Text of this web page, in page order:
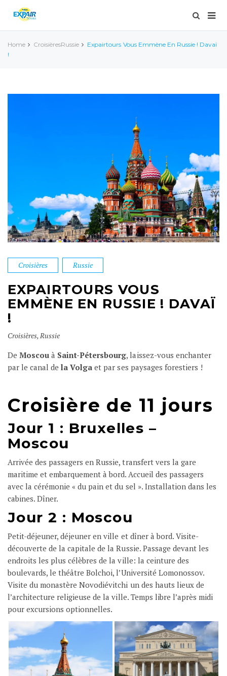
Home CroisièresRussie
Expairtours Vous Emmène En Russie ! Davaï
!
Croisières Russie
EXPAIRTOURS VOUS
EMMÈNE EN RUSSIE ! DAVAÏ
!
Croisières, Russie
DeMoscou à Saint-Pétersbourg, laissez-vous enchanter
par le canal dela Volga et par ses paysages forestiers !
Croisière de 11 jours
Jour 1 : Bruxelles –
Moscou
Arrivée des passagers en Russie, transfert vers la gare
maritime et embarquement à bord. Accueil des passagers
avec la cérémonie « du pain et du sel ». Installation dans les
cabines. Dîner.
Jour 2 : Moscou
Petit-déjeuner, déjeuner en ville et dîner à bord. Visite-
découverte de la capitale de la Russie. Passage devant les
endroits les plus célèbres de la ville: la ceinture des
boulevards, le théâtre Bolchoi, l’Université Lomonossov.
Visite du monastère Novodiévitchi un des hauts lieux de
l’architecture religieuse de la ville. Temps libre l’après midi
pour excursions optionnelles.